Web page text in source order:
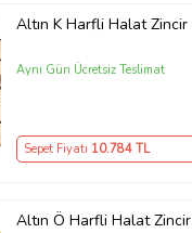
Altın K Harfli Halat Zincir
Aynı Gün Ücretsiz Teslimat
Sepet Fiyatı 10.784TL
Altın Ö Harfli Halat Zincir